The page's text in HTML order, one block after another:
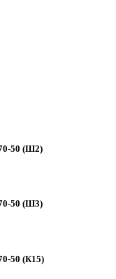
50 (Ш2)
50 (Ш3)
50 (К15)